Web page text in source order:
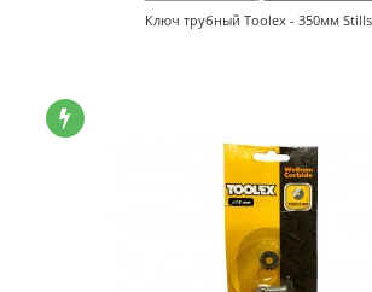
Ключ трубный Toolex - 350мм